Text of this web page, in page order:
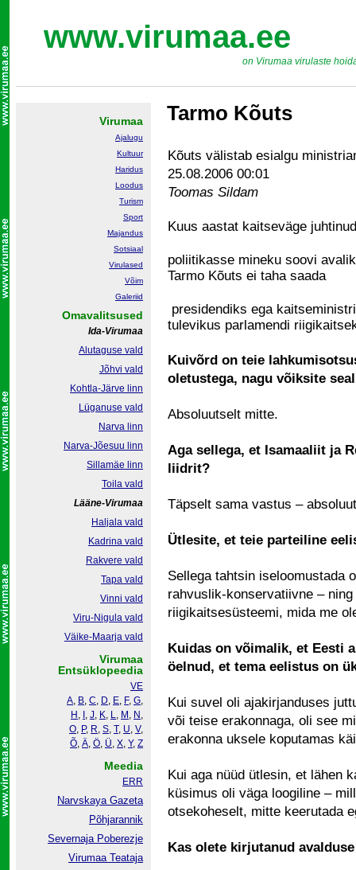
www.virumaa.ee
on Virumaa virulaste
Tarmo Kõuts
Kõuts välistab esialgu
25.08.2006 00:01
Toomas Sildam
Kuus aastat kaitseväge
poliitikasse mineku soovi
Tarmo Kõuts ei taha saada
presidendiks ega
tulevikus parlamendi
Kuivõrd on teie
oletustega, nagu võiksite
Absoluutselt mitte.
Aga sellega, et Isamaaliit ja
liidrit?
Täpselt sama vastus –
Ütlesite, et teie parteiline
Sellega tahtsin iseloomustada
rahvuslik-konservatiivne –
riigikaitsesüsteemi, mida me
Kuidas on võimalik, et Eesti
öelnud, et tema eelistus on
Kui suvel oli ajakirjanduses
või teise erakonnaga, oli see
erakonna uksele koputamas
Kui aga nüüd ütlesin, et lähen
küsimus oli väga loogiline –
otsekoheselt, mitte keerutada
Kas olete kirjutanud
Virumaa
Ajalugu
Kultuur
Haridus
Loodus
Turism
Sport
Majandus
Sotsiaal
Virulased
Võim
Galeriid
Omavalitsused
Ida-Virumaa
Alutaguse vald
Jõhvi vald
Kohtla-Järve linn
Lüganuse vald
Narva linn
Narva-Jõesuu linn
Sillamäe linn
Toila vald
Lääne-Virumaa
Haljala vald
Kadrina vald
Rakvere vald
Tapa vald
Vinni vald
Viru-Nigula vald
Väike-Maarja vald
Virumaa
Entsüklopeedia
VE
A, B, C, D, E, F, G,
H , , J, K, L, M , N ,
O, P, R, S, T, U, V,
Õ, Ä, Ö, Ü, X, Y, Z
Meedia
ERR
Narvskaya Gazeta
Põhjarannik
Severnaja Poberezje
Virumaa Teataja